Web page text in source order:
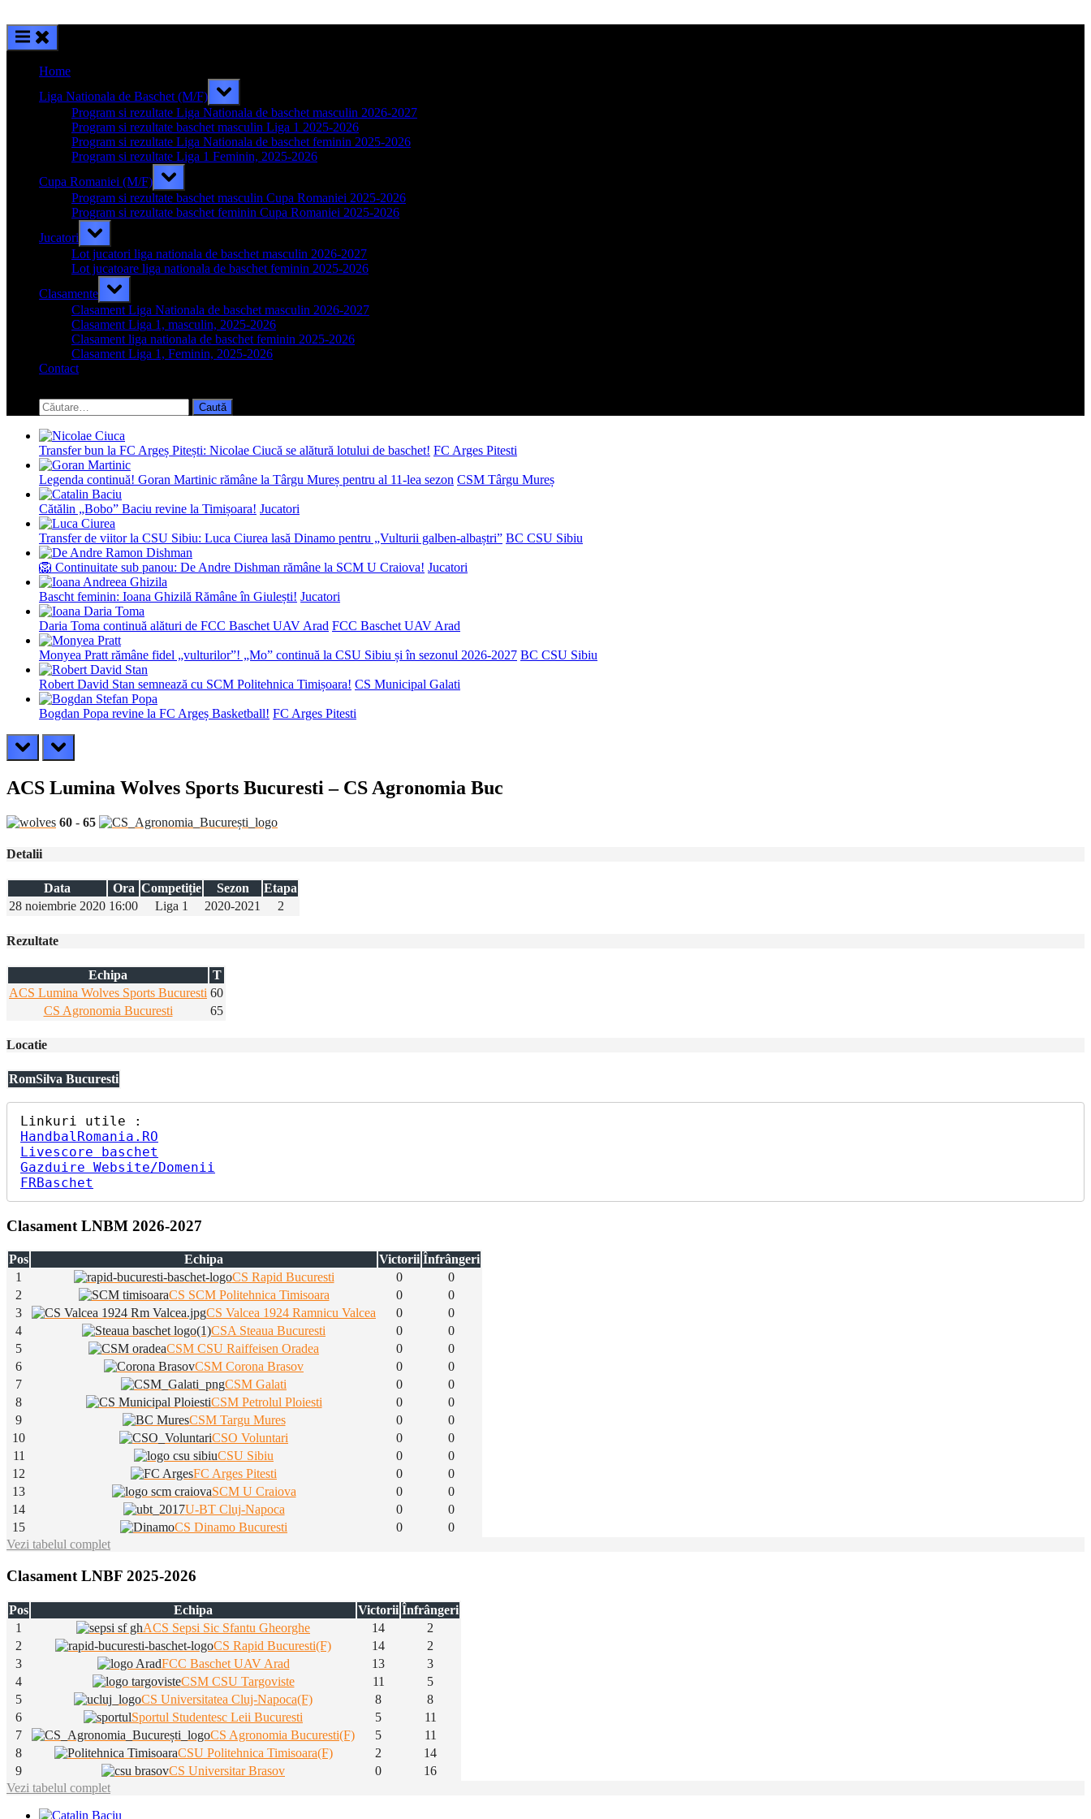
Home
Liga Nationala de Baschet (M/F)
Toggle
sub-
menu
Program si rezultate Liga Nationala de baschet masculin 2026-2027
Program si rezultate baschet masculin Liga 1 2025-2026
Program si rezultate Liga Nationala de baschet feminin 2025-2026
Program si rezultate Liga 1 Feminin, 2025-2026
Cupa Romaniei (M/F)
Toggle
sub-
menu
Program si rezultate baschet masculin Cupa Romaniei 2025-2026
Program si rezultate baschet feminin Cupa Romaniei 2025-2026
Jucatori
Toggle
sub-
menu
Lot jucatori liga nationala de baschet masculin 2026-2027
Lot jucatoare liga nationala de baschet feminin 2025-2026
Clasamente
Toggle
sub-
menu
Clasament Liga Nationala de baschet masculin 2026-2027
Clasament Liga 1, masculin, 2025-2026
Clasament liga nationala de baschet feminin 2025-2026
Clasament Liga 1, Feminin, 2025-2026
Contact
search
form
Caută
după:
Transfer bun la FC Argeș Pitești: Nicolae Ciucă se alătură lotului de baschet! FC Arges Pitesti
Legenda continuă! Goran Martinic rămâne la Târgu Mureș pentru al 11-lea sezon CSM Târgu Mureș
Cătălin „Bobo” Baciu revine la Timișoara! Jucatori
Transfer de viitor la CSU Sibiu: Luca Ciurea lasă Dinamo pentru „Vulturii galben-albaștri” BC CSU Sibiu
🦁 Continuitate sub panou: De Andre Dishman rămâne la SCM U Craiova! Jucatori
Bascht feminin: Ioana Ghizilă Rămâne în Giulești! Jucatori
Daria Toma continuă alături de FCC Baschet UAV Arad FCC Baschet UAV Arad
Monyea Pratt rămâne fidel „vulturilor”! „Mo” continuă la CSU Sibiu și în sezonul 2026-2027 BC CSU Sibiu
Robert David Stan semnează cu SCM Politehnica Timișoara! CS Municipal Galati
Bogdan Popa revine la FC Argeș Basketball! FC Arges Pitesti
prev next
ACS Lumina Wolves Sports Bucuresti – CS Agronomia Buc
60 - 65
Detalii
Data Ora Competiție Sezon
Etapa
28 noiembrie 2020 16:00 Liga 1 2020-2021 2
Rezultate
Echipa
T
ACS Lumina Wolves Sports Bucuresti 60
CS Agronomia Bucuresti
65
Locatie
RomSilva Bucuresti
HandbalRomania.RO
Livescore baschet
Gazduire Website/Domenii
FRBaschet
Clasament LNBM 2026-2027
Pos Echipa Victorii Înfrângeri
1
CS Rapid Bucuresti 0
0
2
CS SCM Politehnica Timisoara 0
0
3
CS Valcea 1924 Ramnicu Valcea 0
0
4
CSA Steaua Bucuresti 0
0
5
CSM CSU Raiffeisen Oradea 0
0
6
CSM Corona Brasov 0
0
7
CSM Galati 0
0
8
CSM Petrolul Ploiesti 0
0
9
CSM Targu Mures 0
0
10
CSO Voluntari 0
0
11
CSU Sibiu 0
0
12
FC Arges Pitesti 0
0
13
SCM U Craiova 0
0
14
U-BT Cluj-Napoca 0
0
15
CS Dinamo Bucuresti 0
0
Vezi tabelul complet
Clasament LNBF 2025-2026
Pos Echipa Victorii Înfrângeri
1
ACS Sepsi Sic Sfantu Gheorghe 14
2
2
CS Rapid Bucuresti(F) 14
2
3
FCC Baschet UAV Arad 13
3
4
CSM CSU Targoviste 11
5
5
CS Universitatea Cluj-Napoca(F) 8
8
6
Sportul Studentesc Leii Bucuresti 5
11
7
CS Agronomia Bucuresti(F) 5
11
8
CSU Politehnica Timisoara(F) 2
14
9
CS Universitar Brasov 0
16
Vezi tabelul complet